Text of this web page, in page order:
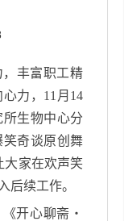
丰富职工精
力， 11 月 14
生物中心分
奇谈原创舞
大家在欢声笑
后续工作。
《开心聊斋・